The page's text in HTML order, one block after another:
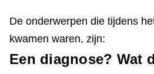
De onderwerpen die tijdens
kwamen waren, zijn:
Een diagnose? Wat